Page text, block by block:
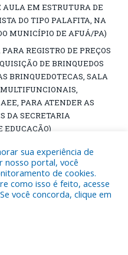
AULA EM ESTRUTURA DE
DO TIPO PALAFITA, NA
MUNICÍPIO DE AFUÁ/PA)
REGISTRO DE PREÇOS
DE BRINQUEDOS
BRINQUEDOTECAS, SALA
MULTIFUNCIONAIS,
PARA ATENDER AS
DA SECRETARIA
EDUCAÇÃO)
DE MOBILIÁRIOS
Nº 012/2022
DE EMPRESA PARA
SÃO FRANCISCO,
REGIONAL
sua experiência de
nosso portal, você
de cookies.
como isso é feito, acesse
você concorda, clique em